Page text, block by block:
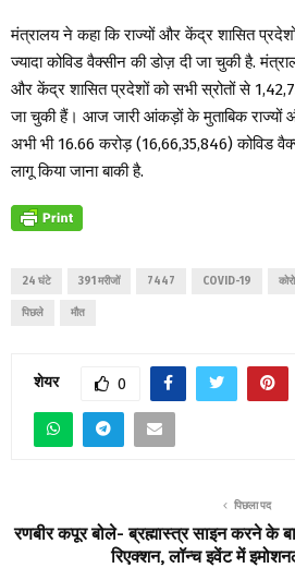
मंत्रालय ने कहा कि राज्यों और केंद्र शासित
ज्यादा कोविड वैक्सीन की डोज़ दी जा चुकी है.
और केंद्र शासित प्रदेशों को सभी स्रोतों से
जा चुकी हैं। आज जारी आंकड़ों के मुताबिक राज्यों
अभी भी 16.66 करोड़ (16,66,35,846) कोविड
लागू किया जाना बाकी है.
24 घंटे 391 मरीजों 7447 COVID-19
पिछले मौत
शेयर 0
पिछला पद
रणबीर कपूर बोले- ब्रह्मास्त्र साइन करने के
रिएक्शन, लॉन्च इवेंट में